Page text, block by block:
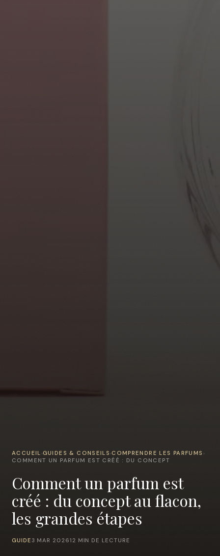
ACCUEIL ›GUIDES & CONSEILS ›COMPRENDRE LES PARFUMS ›
COMMENT UN PARFUM EST CRÉÉ : DU CONCEPT
Comment un parfum est
créé : du concept au flacon,
les grandes étapes
GUIDE 3 MAR 202612 MIN DE LECTURE